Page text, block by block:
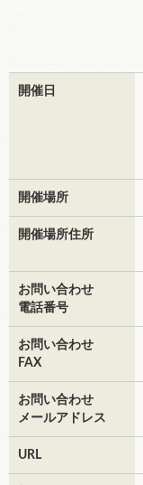
開催日
開催場所
開催場所住所
お問い合わせ
電話番号
お問い合わせ
FAX
お問い合わせ
メールアドレス
URL